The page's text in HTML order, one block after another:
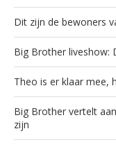
Dit zijn de bewoners
Big Brother liveshow:
Theo is er klaar mee,
Big Brother vertelt
zijn